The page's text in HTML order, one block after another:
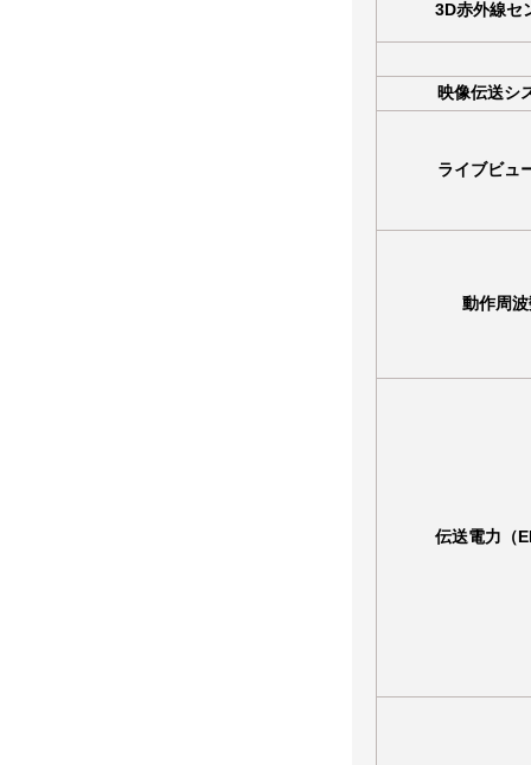
3D赤外線セ
映像伝送シ
ライブビュ
動作周
伝送電力（